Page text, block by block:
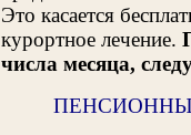
Это касается
курортное лечение.
числа месяца,